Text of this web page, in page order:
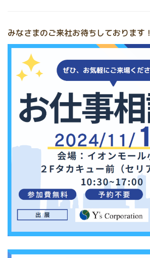
みなさまのご来社お待ちしております！